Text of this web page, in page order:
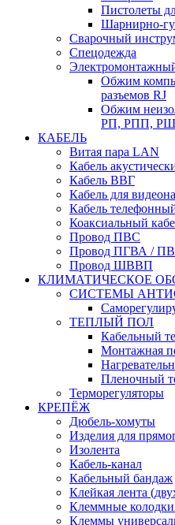
Пистолеты
Шарнирно-
Сварочный
Спецодежда
Обжим
разъемов RJ
Обжим
РП, РПП,
КАБЕЛЬ
Витая пара LAN
Кабель
Кабель ВВГ
Кабель для
Кабель
Коаксиальный
Провод ПВС
Провод ПГВА /
Провод ШВВП
КЛИМАТИЧЕСКОЕ
СИСТЕМЫ
ТЕПЛЫЙ ПОЛ
Кабельный
Монтажная
Пленочный
Терморегуляторы
КРЕПЁЖ
Дюбель-хомуты
Изделия для
Изолента
Кабель-канал
Кабельный бандаж
Клейкая лента
Клеммные
Клеммы